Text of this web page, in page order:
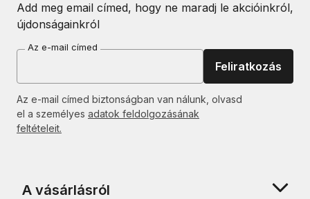
Add meg email címed, hogy ne maradj le akcióinkról,
újdonságainkról
Az e-mail címed
Feliratkozás
Az e-mail címed biztonságban van nálunk, olvasd
el a személyes adatok feldolgozásának
feltételeit.
A vásárlásról